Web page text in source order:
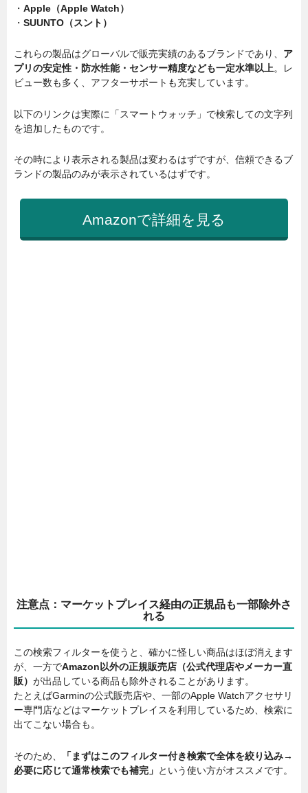
・ Apple（Apple Watch）
・ SUUNTO（スント）
これらの製品はグローバルで販売実績のあるブランドであり、 ア
プリの安定性・防水性能・センサー精度なども一定水準以上。レ
ビュー数も多く、アフターサポートも充実しています。
以下のリンクは実際に「スマートウォッチ」で検索しての文字列
を追加したものです。
その時により表示される製品は変わるはずですが、信頼できるブ
ランドの製品のみが表示されているはずです。
Amazonで詳細を見る
注意点：マーケットプレイス経由の正規品も一部除外さ
れる
この検索フィルターを使うと、確かに怪しい商品はほぼ消えます
が、一方でAmazon以外の正規販売店（公式代理店やメーカー直
販） が出品している商品も除外されることがあります。
たとえばGarminの公式販売店や、一部のApple Watchアクセサリ
ー専門店などはマーケットプレイスを利用しているため、検索に
出てこない場合も。
そのため、
「まずはこのフィルター付き検索で全体を絞り込み→
必要に応じて通常検索でも補完」 という使い方がオススメです。